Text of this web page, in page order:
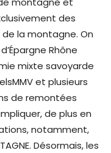
des
la montagne. On
Rhône
mixte savoyarde
et plusieurs
de remontées
de plus en
notamment,
Désormais, les